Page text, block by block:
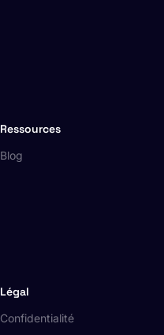
Ressources
Blog
Légal
Confidentialité